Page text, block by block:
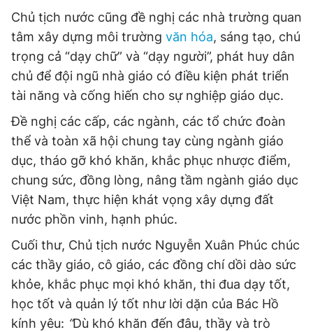
Chủ tịch nước cũng đề nghị các nhà trường quan
tâm xây dựng môi trường văn hóa, sáng tạo, chú
trọng cả “dạy chữ” và “dạy người”, phát huy dân
chủ để đội ngũ nhà giáo có điều kiện phát triển
tài năng và cống hiến cho sự nghiệp giáo dục.
Đề nghị các cấp, các ngành, các tổ chức đoàn
thể và toàn xã hội chung tay cùng ngành giáo
dục, tháo gỡ khó khăn, khắc phục nhược điểm,
chung sức, đồng lòng, nâng tầm ngành giáo dục
Việt Nam, thực hiện khát vọng xây dựng đất
nước phồn vinh, hạnh phúc.
Cuối thư, Chủ tịch nước Nguyễn Xuân Phúc chúc
các thầy giáo, cô giáo, các đồng chí dồi dào sức
khỏe, khắc phục mọi khó khăn, thi đua dạy tốt,
học tốt và quản lý tốt như lời dặn của Bác Hồ
kính yêu: “Dù khó khăn đến đâu, thầy và trò